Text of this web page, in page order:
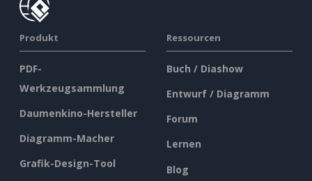
Produkt
PDF-
Werkzeugsammlung
Daumenkino-Hersteller
Diagramm-Macher
Grafik-Design-Tool
Ressourcen
Buch / Diashow
Entwurf / Diagramm
Forum
Lernen
Blog